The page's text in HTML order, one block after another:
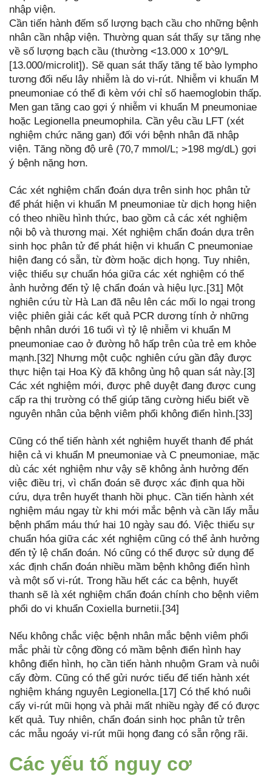
nhập viện.
Cần tiến hành đếm số lượng bạch cầu cho những bệnh
nhân cần nhập viện. Thường quan sát thấy sự tăng nhẹ
về số lượng bạch cầu (thường <13.000 x 10^9/L
[13.000/microlit]). Sẽ quan sát thấy tăng tế bào lympho
tương đối nếu lây nhiễm là do vi-rút. Nhiễm vi khuẩn M
pneumoniae có thể đi kèm với chỉ số haemoglobin thấp.
Men gan tăng cao gợi ý nhiễm vi khuẩn M pneumoniae
hoặc Legionella pneumophila. Cần yêu cầu LFT (xét
nghiệm chức năng gan) đối với bệnh nhân đã nhập
viện. Tăng nồng độ urê (70,7 mmol/L; >198 mg/dL) gợi
ý bệnh nặng hơn.
Các xét nghiệm chẩn đoán dựa trên sinh học phân tử
để phát hiện vi khuẩn M pneumoniae từ dịch họng hiện
có theo nhiều hình thức, bao gồm cả các xét nghiệm
nội bộ và thương mại. Xét nghiệm chẩn đoán dựa trên
sinh học phân tử để phát hiện vi khuẩn C pneumoniae
hiện đang có sẵn, từ đờm hoặc dịch họng. Tuy nhiên,
việc thiếu sự chuẩn hóa giữa các xét nghiệm có thể
ảnh hưởng đến tỷ lệ chẩn đoán và hiệu lực.[31] Một
nghiên cứu từ Hà Lan đã nêu lên các mối lo ngại trong
việc phiên giải các kết quả PCR dương tính ở những
bệnh nhân dưới 16 tuổi vì tỷ lệ nhiễm vi khuẩn M
pneumoniae cao ở đường hô hấp trên của trẻ em khỏe
mạnh.[32] Nhưng một cuộc nghiên cứu gần đây được
thực hiện tại Hoa Kỳ đã không ủng hộ quan sát này.[3]
Các xét nghiệm mới, được phê duyệt đang được cung
cấp ra thị trường có thể giúp tăng cường hiểu biết về
nguyên nhân của bệnh viêm phổi không điển hình.[33]
Cũng có thể tiến hành xét nghiệm huyết thanh để phát
hiện cả vi khuẩn M pneumoniae và C pneumoniae, mặc
dù các xét nghiệm như vậy sẽ không ảnh hưởng đến
việc điều trị, vì chẩn đoán sẽ được xác định qua hồi
cứu, dựa trên huyết thanh hồi phục. Cần tiến hành xét
nghiệm máu ngay từ khi mới mắc bệnh và cần lấy mẫu
bệnh phẩm máu thứ hai 10 ngày sau đó. Việc thiếu sự
chuẩn hóa giữa các xét nghiệm cũng có thể ảnh hưởng
đến tỷ lệ chẩn đoán. Nó cũng có thể được sử dụng để
xác định chẩn đoán nhiều mầm bệnh không điển hình
và một số vi-rút. Trong hầu hết các ca bệnh, huyết
thanh sẽ là xét nghiệm chẩn đoán chính cho bệnh viêm
phổi do vi khuẩn Coxiella burnetii.[34]
Nếu không chắc việc bệnh nhân mắc bệnh viêm phổi
mắc phải từ cộng đồng có mầm bệnh điển hình hay
không điển hình, họ cần tiến hành nhuộm Gram và nuôi
cấy đờm. Cũng có thể gửi nước tiểu để tiến hành xét
nghiệm kháng nguyên Legionella.[17] Có thể khó nuôi
cấy vi-rút mũi họng và phải mất nhiều ngày để có được
kết quả. Tuy nhiên, chẩn đoán sinh học phân tử trên
các mẫu ngoáy vi-rút mũi họng đang có sẵn rộng rãi.
Các yếu tố nguy cơ